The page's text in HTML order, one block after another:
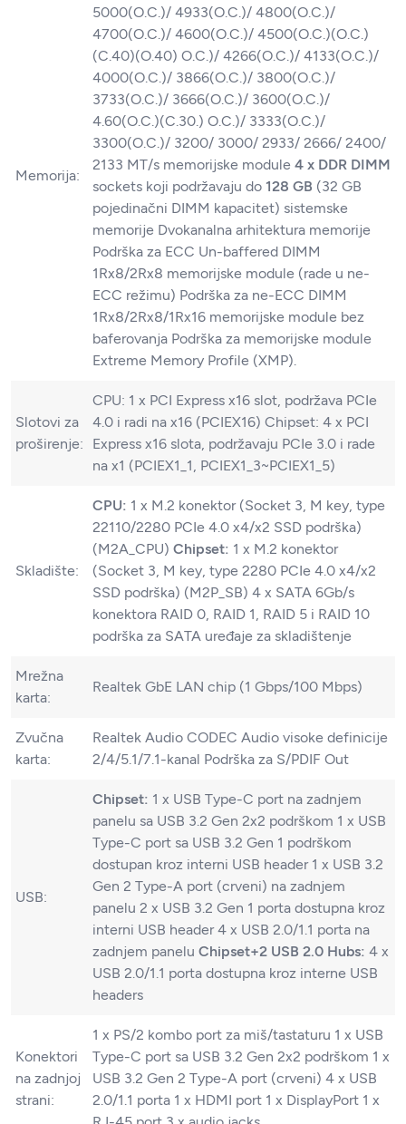
Memorija:
5000(O.C.)/ 4933(O.C.)/ 4800(O.C.)/
4700(O.C.)/ 4600(O.C.)/ 4500(O.C.)(O.C.)
(C.40)(O.40) O.C.)/ 4266(O.C.)/ 4133(O.C.)/
4000(O.C.)/ 3866(O.C.)/ 3800(O.C.)/
3733(O.C.)/ 3666(O.C.)/ 3600(O.C.)/
4.60(O.C.)(C.30.) O.C.)/ 3333(O.C.)/
3300(O.C.)/ 3200/ 3000/ 2933/ 2666/ 2400/
2133 MT/s memorijske module 4 x DDR DIMM
sockets koji podržavaju do 128 GB (32 GB
pojedinačni DIMM kapacitet) sistemske
memorije Dvokanalna arhitektura memorije
Podrška za ECC Un-baffered DIMM
1Rx8/2Rx8 memorijske module (rade u ne-
ECC režimu) Podrška za ne-ECC DIMM
1Rx8/2Rx8/1Rx16 memorijske module bez
baferovanja Podrška za memorijske module
Extreme Memory Profile (XMP).
Slotovi za
proširenje:
CPU: 1 x PCI Express x16 slot, podržava PCIe
4.0 i radi na x16 (PCIEX16) Chipset: 4 x PCI
Express x16 slota, podržavaju PCIe 3.0 i rade
na x1 (PCIEX1_1, PCIEX1_3~PCIEX1_5)
Skladište:
CPU: 1 x M.2 konektor (Socket 3, M key, type
22110/2280 PCIe 4.0 x4/x2 SSD podrška)
(M2A_CPU) Chipset: 1 x M.2 konektor
(Socket 3, M key, type 2280 PCIe 4.0 x4/x2
SSD podrška) (M2P_SB) 4 x SATA 6Gb/s
konektora RAID 0, RAID 1, RAID 5 i RAID 10
podrška za SATA uređaje za skladištenje
Mrežna
karta:
Realtek GbE LAN chip (1 Gbps/100 Mbps)
Zvučna
karta:
Realtek Audio CODEC Audio visoke definicije
2/4/5.1/7.1-kanal Podrška za S/PDIF Out
USB:
Chipset: 1 x USB Type-C port na zadnjem
panelu sa USB 3.2 Gen 2x2 podrškom 1 x USB
Type-C port sa USB 3.2 Gen 1 podrškom
dostupan kroz interni USB header 1 x USB 3.2
Gen 2 Type-A port (crveni) na zadnjem
panelu 2 x USB 3.2 Gen 1 porta dostupna kroz
interni USB header 4 x USB 2.0/1.1 porta na
zadnjem panelu Chipset+2 USB 2.0 Hubs: 4 x
USB 2.0/1.1 porta dostupna kroz interne USB
headers
Konektori
na zadnjoj
strani:
1 x PS/2 kombo port za miš/tastaturu 1 x USB
Type-C port sa USB 3.2 Gen 2x2 podrškom 1 x
USB 3.2 Gen 2 Type-A port (crveni) 4 x USB
2.0/1.1 porta 1 x HDMI port 1 x DisplayPort 1 x